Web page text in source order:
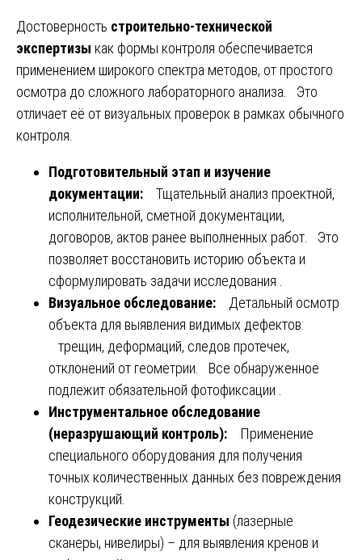
Достоверность строительно-технической
экспертизы как формы контроля обеспечивается
применением широкого спектра методов, от простого
осмотра до сложного лабораторного анализа. Это
отличает её от визуальных проверок в рамках обычного
контроля.
Подготовительный этап и изучение
документации:
Тщательный анализ проектной,
исполнительной, сметной документации,
договоров, актов ранее выполненных работ. Это
позволяет восстановить историю объекта и
сформулировать задачи исследования .
Визуальное обследование:
Детальный осмотр
объекта для выявления видимых дефектов:
трещин, деформаций, следов протечек,
отклонений от геометрии. Все обнаруженное
подлежит обязательной фотофиксации .
Инструментальное обследование
(неразрушающий контроль):
Применение
специального оборудования для получения
точных количественных данных без повреждения
конструкций.
Геодезические инструменты (лазерные
сканеры, нивелиры) – для выявления кренов и